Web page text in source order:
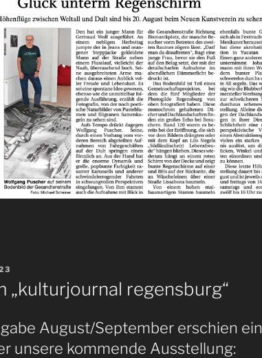
„kulturjournal regensburg“
August/September erschien ein
unsere kommende Ausstellung: